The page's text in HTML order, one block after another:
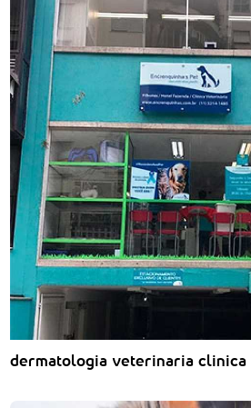
dermatologia veterinaria clinica